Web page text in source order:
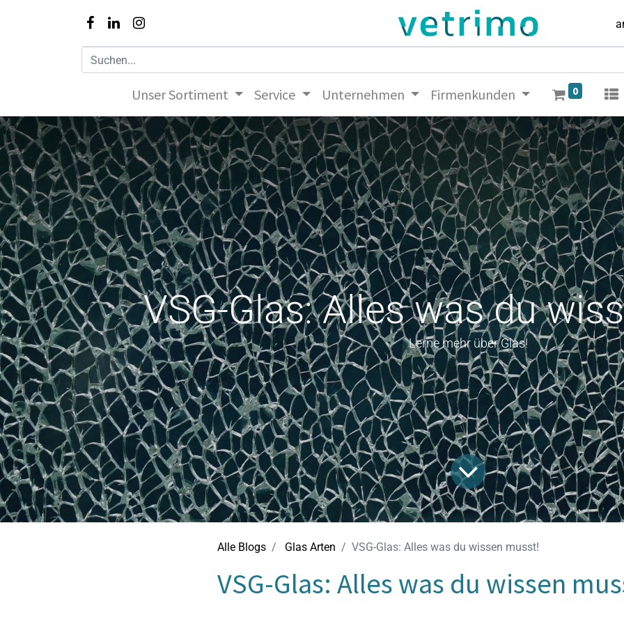
Unser Sortiment Service Unternehmen Firmenkunden 0
VSG-Glas: Alles was du
Lerne mehr über Glas!
Alle Blogs Glas Arten VSG-Glas: Alles was du wissen musst!
VSG-Glas: Alles was du wissen